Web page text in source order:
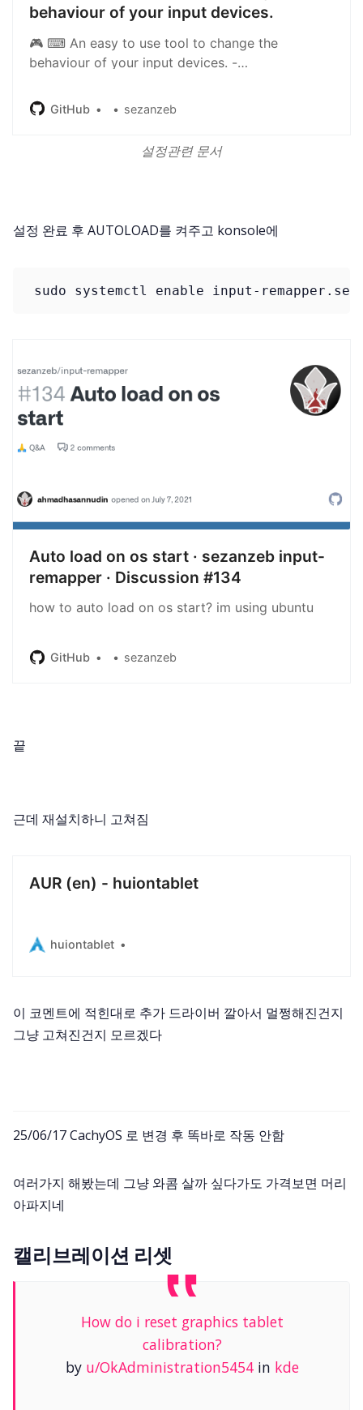
behaviour of your input devices.
🎮 ⌨ An easy to use tool to change the
behaviour of your input devices. -
GitHub sezanzeb
설정관련 문서
설정 완료 후 AUTOLOAD를 켜주고 konsole에
sudo systemctl enable input-
Auto load on os start · sezanzeb input-
remapper · Discussion #134
how to auto load on os start? im using ubuntu
GitHub sezanzeb
끝
근데 재설치하니 고쳐짐
AUR (en) - huiontablet
huiontablet
이 코멘트에 적힌대로 추가 드라이버 깔아서 멀쩡해진건지
그냥 고쳐진건지 모르겠다
25/06/17 CachyOS 로 변경 후 똑바로 작동 안함
여러가지 해봤는데 그냥 와콤 살까 싶다가도 가격보면 머리
아파지네
캘리브레이션 리셋
How do i reset graphics tablet
calibration?
by u/OkAdministration5454 in kde